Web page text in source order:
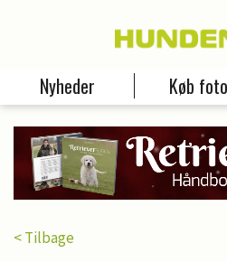
Nyheder Køb
< Tilbage